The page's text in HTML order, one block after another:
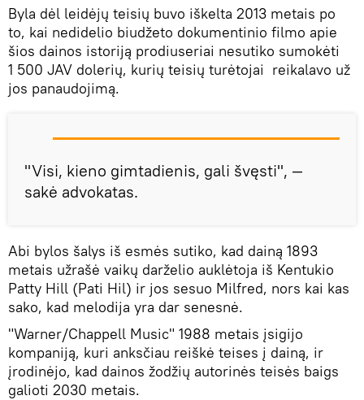
Byla dėl leidėjų teisių buvo iškelta 2013 metais po
to, kai nedidelio biudžeto dokumentinio filmo apie
šios dainos istoriją prodiuseriai nesutiko sumokėti
1 500 JAV dolerių, kurių teisių turėtojai reikalavo už
jos panaudojimą.
"Visi, kieno gimtadienis, gali švęsti", —
sakė advokatas.
Abi bylos šalys iš esmės sutiko, kad dainą 1893
metais užrašė vaikų darželio auklėtoja iš Kentukio
Patty Hill (Pati Hil) ir jos sesuo Milfred, nors kai kas
sako, kad melodija yra dar senesnė.
"Warner/Chappell Music" 1988 metais įsigijo
kompaniją, kuri anksčiau reiškė teises į dainą, ir
įrodinėjo, kad dainos žodžių autorinės teisės baigs
galioti 2030 metais.